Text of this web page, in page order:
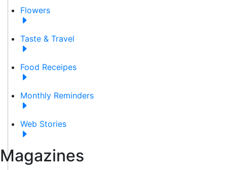
Flowers
Taste & Travel
Food Receipes
Monthly Reminders
Web Stories
Magazines